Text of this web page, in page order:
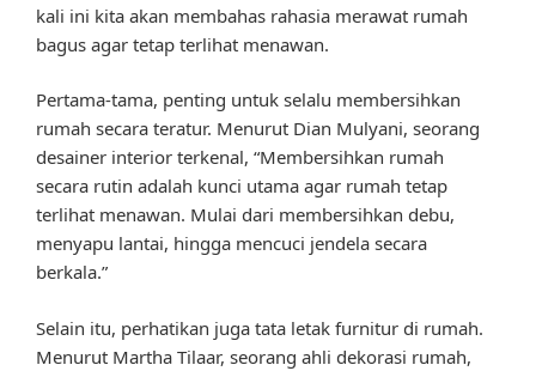
kali ini kita akan membahas rahasia merawat rumah
bagus agar tetap terlihat menawan.
Pertama-tama, penting untuk selalu membersihkan
rumah secara teratur. Menurut Dian Mulyani, seorang
desainer interior terkenal, “Membersihkan rumah
secara rutin adalah kunci utama agar rumah tetap
terlihat menawan. Mulai dari membersihkan debu,
menyapu lantai, hingga mencuci jendela secara
berkala.”
Selain itu, perhatikan juga tata letak furnitur di rumah.
Menurut Martha Tilaar, seorang ahli dekorasi rumah,